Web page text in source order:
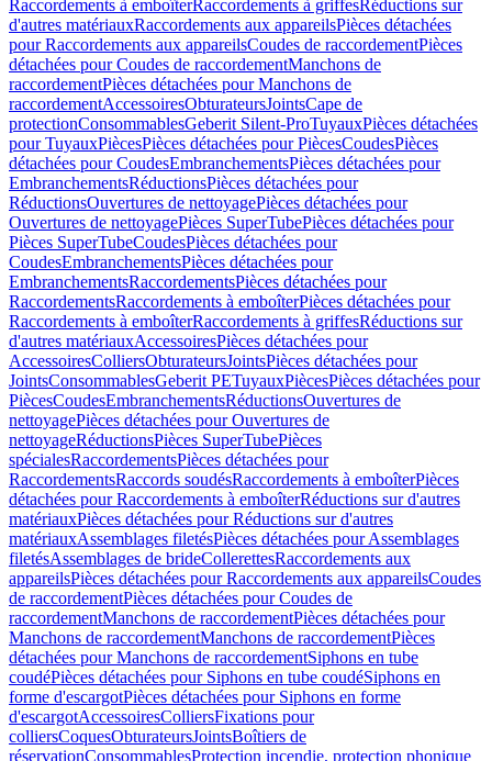
Raccordements à emboîterRaccordements à griffesRéductions sur
d'autres matériauxRaccordements aux appareilsPièces détachées
pour Raccordements aux appareilsCoudes de raccordementPièces
détachées pour Coudes de raccordementManchons de
raccordementPièces détachées pour Manchons de
raccordementAccessoiresObturateursJointsCape de
protectionConsommablesGeberit Silent-ProTuyauxPièces détachées
pour TuyauxPiècesPièces détachées pour PiècesCoudesPièces
détachées pour CoudesEmbranchementsPièces détachées pour
EmbranchementsRéductionsPièces détachées pour
RéductionsOuvertures de nettoyagePièces détachées pour
Ouvertures de nettoyagePièces SuperTubePièces détachées pour
Pièces SuperTubeCoudesPièces détachées pour
CoudesEmbranchementsPièces détachées pour
EmbranchementsRaccordementsPièces détachées pour
RaccordementsRaccordements à emboîterPièces détachées pour
Raccordements à emboîterRaccordements à griffesRéductions sur
d'autres matériauxAccessoiresPièces détachées pour
AccessoiresColliersObturateursJointsPièces détachées pour
JointsConsommablesGeberit PETuyauxPiècesPièces détachées pour
PiècesCoudesEmbranchementsRéductionsOuvertures de
nettoyagePièces détachées pour Ouvertures de
nettoyageRéductionsPièces SuperTubePièces
spécialesRaccordementsPièces détachées pour
RaccordementsRaccords soudésRaccordements à emboîterPièces
détachées pour Raccordements à emboîterRéductions sur d'autres
matériauxPièces détachées pour Réductions sur d'autres
matériauxAssemblages filetésPièces détachées pour Assemblages
filetésAssemblages de brideCollerettesRaccordements aux
appareilsPièces détachées pour Raccordements aux appareilsCoudes
de raccordementPièces détachées pour Coudes de
raccordementManchons de raccordementPièces détachées pour
Manchons de raccordementManchons de raccordementPièces
détachées pour Manchons de raccordementSiphons en tube
coudéPièces détachées pour Siphons en tube coudéSiphons en
forme d'escargotPièces détachées pour Siphons en forme
d'escargotAccessoiresColliersFixations pour
colliersCoquesObturateursJointsBoîtiers de
réservationConsommablesProtection incendie, protection phonique